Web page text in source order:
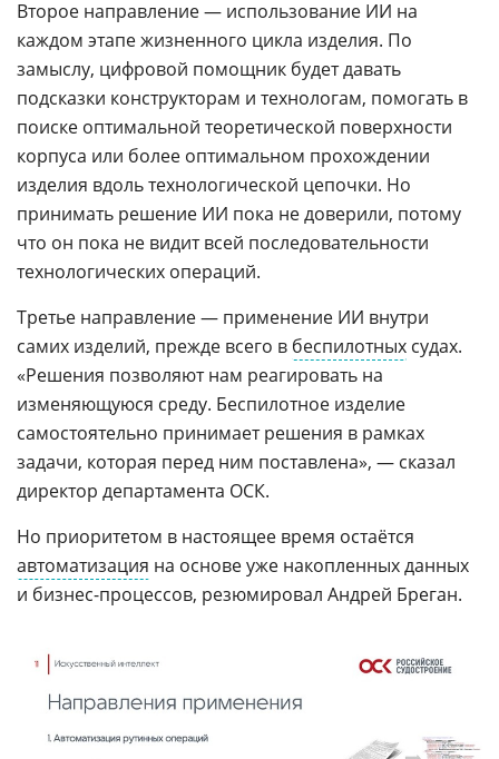
Второе направление — использование ИИ на
каждом этапе жизненного цикла изделия. По
замыслу, цифровой помощник будет давать
подсказки конструкторам и технологам, помогать в
поиске оптимальной теоретической поверхности
корпуса или более оптимальном прохождении
изделия вдоль технологической цепочки. Но
принимать решение ИИ пока не доверили, потому
что он пока не видит всей последовательности
технологических операций.
Третье направление — применение ИИ внутри
самих изделий, прежде всего в беспилотных судах.
«Решения позволяют нам реагировать на
изменяющуюся среду. Беспилотное изделие
самостоятельно принимает решения в рамках
задачи, которая перед ним поставлена», — сказал
директор департамента ОСК.
Но приоритетом в настоящее время остаётся
автоматизация на основе уже накопленных данных
и бизнес-процессов, резюмировал Андрей Бреган.